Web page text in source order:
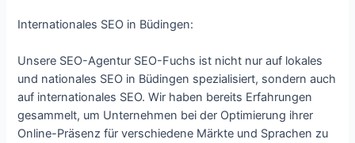
Internationales SEO in Büdingen:
Unsere SEO-Agentur SEO-Fuchs ist nicht nur auf lokales
und nationales SEO in Büdingen spezialisiert, sondern auch
auf internationales SEO. Wir haben bereits Erfahrungen
gesammelt, um Unternehmen bei der Optimierung ihrer
Online-Präsenz für verschiedene Märkte und Sprachen zu